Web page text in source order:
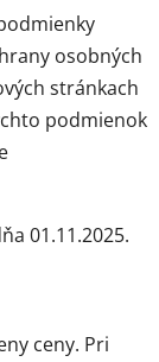
osobných
stránkach
podmienok
01.11.2025.
ceny. Pri